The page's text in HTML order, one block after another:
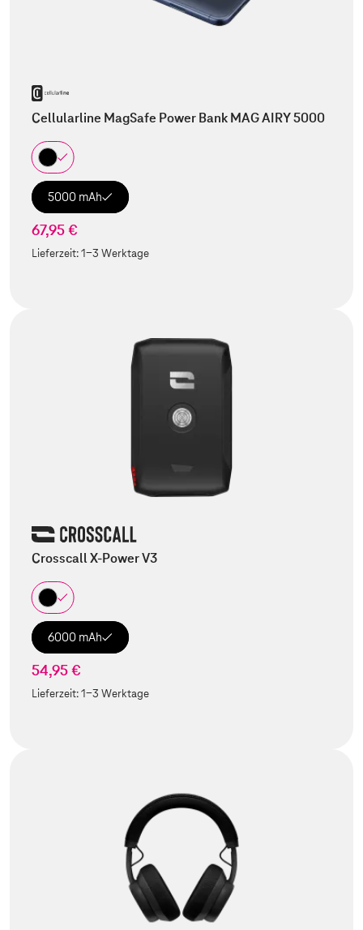
Cellularline MagSafe Power Bank MAG AIRY 5000
5000 mAh
67,95 €
Lieferzeit:1-3 Werktage
Crosscall X-Power V3
6000 mAh
54,95 €
Lieferzeit:1-3 Werktage